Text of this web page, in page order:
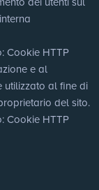
: Cookie HTTP
e al
utilizzato al fine di
del sito.
: Cookie HTTP